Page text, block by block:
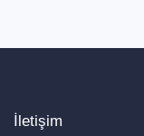
İletişim